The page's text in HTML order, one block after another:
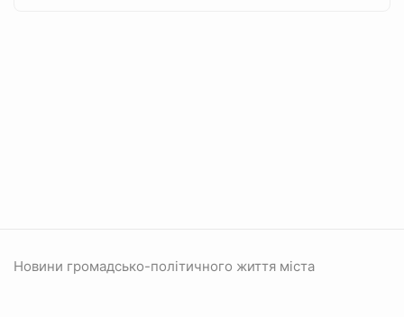
Новини громадсько-політичного життя міста